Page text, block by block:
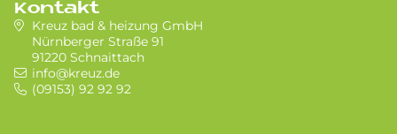
Kontakt
Kreuz bad & heizung GmbH
Nürnberger Straße 91
91220 Schnaittach
info@kreuz.de
(09153) 92 92 92